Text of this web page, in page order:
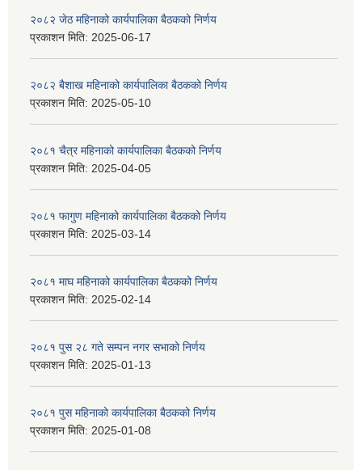
२०८२ जेठ महिनाको कार्यपालिका बैठकको निर्णय
प्रकाशन मिति: 2025-06-17
२०८२ बैशाख महिनाको कार्यपालिका बैठकको निर्णय
प्रकाशन मिति: 2025-05-10
२०८१ चैत्र महिनाको कार्यपालिका बैठकको निर्णय
प्रकाशन मिति: 2025-04-05
२०८१ फागुण महिनाको कार्यपालिका बैठकको निर्णय
प्रकाशन मिति: 2025-03-14
२०८१ माघ महिनाको कार्यपालिका बैठकको निर्णय
प्रकाशन मिति: 2025-02-14
२०८१ पुस २८ गते सम्प‍न नगर सभाको निर्णय
प्रकाशन मिति: 2025-01-13
२०८१ पुस महिनाको कार्यपालिका बैठकको निर्णय
प्रकाशन मिति: 2025-01-08